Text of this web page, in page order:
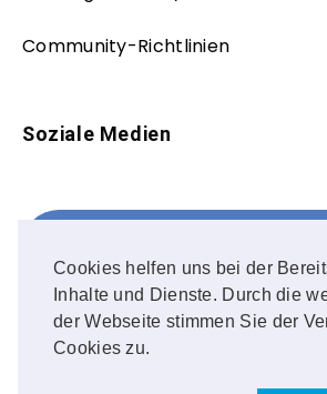
Cookies helfen uns bei der
Inhalte und Dienste. Durch die
der Webseite stimmen Sie der
Cookies zu.
Community-Richtlinien
Soziale Medien
FOLLOW ME!
Instagram
OUR PHOTOS!